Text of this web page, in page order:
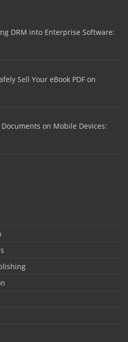
DRM into Enterprise Software:
Sell Your eBook PDF on
on Mobile Devices: